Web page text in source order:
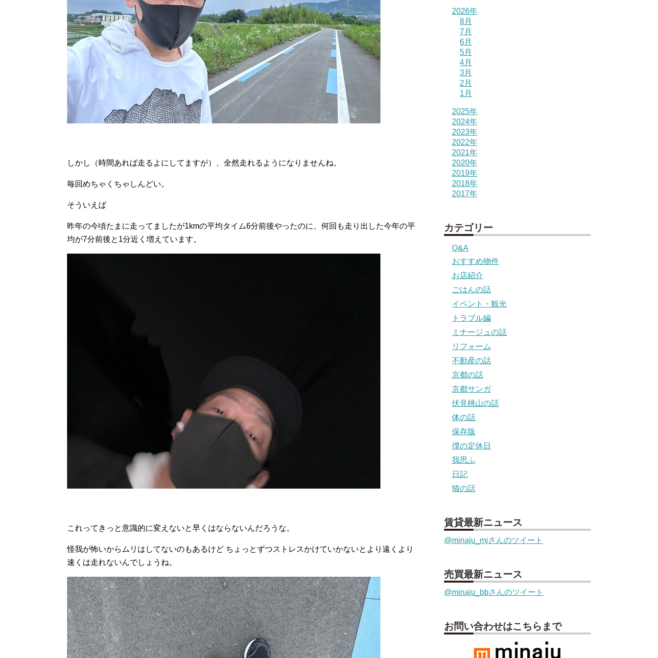
しかし（時間あれば走るよにしてますが）、全然走れるようになりませんね。
毎回めちゃくちゃしんどい。
そういえば
昨年の今頃たまに走ってましたが1kmの平均タイム6分前後やったのに、何回も走り出した今年の平
均が7分前後と1分近く増えています。
これってきっと意識的に変えないと早くはならないんだろうな。
怪我が怖いからムリはしてないのもあるけど ちょっとずつストレスかけていかないとより遠くより
速くは走れないんでしょうね。
2026年
8月
7月
6月
5月
4月
3月
2月
1月
2025年
2024年
2023年
2022年
2021年
2020年
2019年
2018年
2017年
カテゴリー
Q&A
おすすめ物件
お店紹介
ごはんの話
イベント・観光
トラブル編
ミナージュの話
リフォーム
不動産の話
京都の話
京都サンガ
伏見桃山の話
体の話
保存版
僕の定休日
我思ふ
日記
猫の話
賃貸最新ニュース
@minaju_mjさんのツイート
売買最新ニュース
@minaju_bbさんのツイート
お問い合わせはこちらまで